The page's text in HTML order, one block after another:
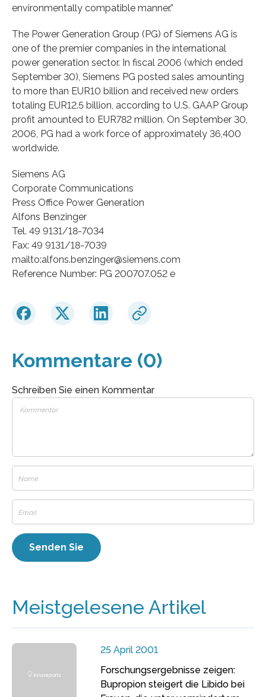
environmentally compatible manner.”
The Power Generation Group (PG) of Siemens AG is
one of the premier companies in the international
power generation sector. In fiscal 2006 (which ended
September 30), Siemens PG posted sales amounting
to more than EUR10 billion and received new orders
totaling EUR12.5 billion, according to U.S. GAAP Group
profit amounted to EUR782 million. On September 30,
2006, PG had a work force of approximately 36,400
worldwide.
Siemens AG
Corporate Communications
Press Office Power Generation
Alfons Benzinger
Tel. 49 9131/18-7034
Fax: 49 9131/18-7039
mailto:alfons.benzinger@siemens.com
Reference Number: PG 200707.052 e
Kommentare (0)
Schreiben Sie einen Kommentar
Meistgelesene Artikel
25 April 2001
Forschungsergebnisse zeigen:
Bupropion steigert die Libido bei